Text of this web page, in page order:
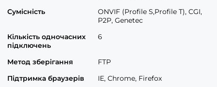
Сумісність
ONVIF (Profile S,Profile T), CGI,
P2P, Genetec
Кількість одночасних
підключень
6
Метод зберігання
FTP
Підтримка браузерів
IE, Chrome, Firefox